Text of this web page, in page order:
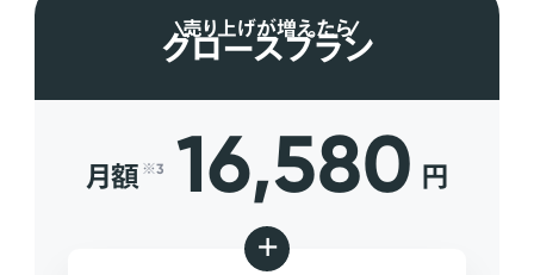
売り上げが増えたら
グロースプラン
月額 ※3 16,580 円
+